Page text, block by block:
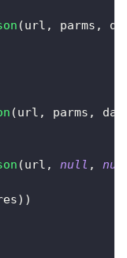
(url , parms ,
(url , parms ,
(url , null ,
) )